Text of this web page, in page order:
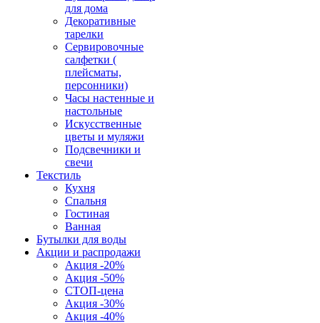
для дома
Декоративные
тарелки
Сервировочные
салфетки (
плейсматы,
персонники)
Часы настенные и
настольные
Искусственные
цветы и муляжи
Подсвечники и
свечи
Текстиль
Кухня
Спальня
Гостиная
Ванная
Бутылки для воды
Акции и распродажи
Акция -20%
Акция -50%
СТОП-цена
Акция -30%
Акция -40%